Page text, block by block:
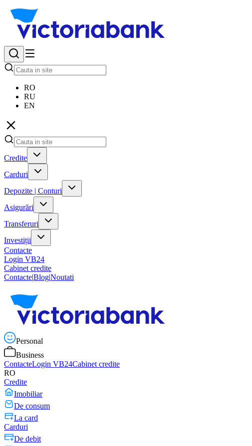
RO
RU
EN
Credite
Carduri
Depozite | Conturi
Asigurări
Transferuri
Investiții
Contacte
Login VB24
Cabinet credite
Contacte|Blog|Noutati
Personal
Business
ContacteLogin VB24Cabinet credite
RO
Credite
Imobiliar
De consum
La card
Carduri
De debit